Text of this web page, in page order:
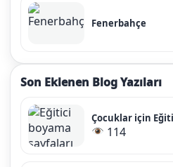
Fenerbahçe
Son Eklenen Blog Yazıları
Çocuklar için
114